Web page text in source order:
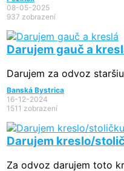
08-05-2025
937 zobrazení
Darujem gauč a
Darujem za odvoz
Banská Bystrica
16-12-2024
1511 zobrazení
Darujem kreslo/
Za odvoz darujem toto